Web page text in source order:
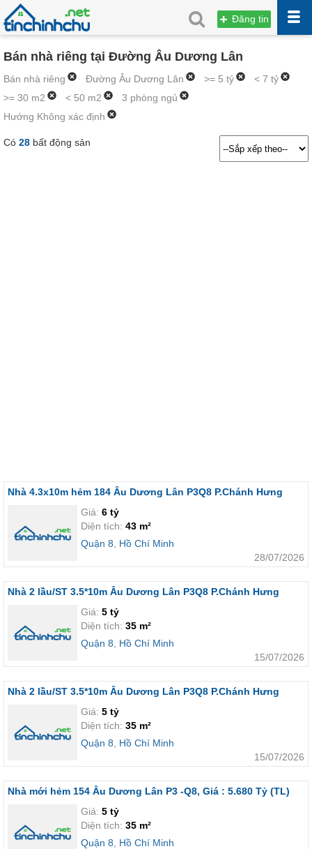
Đăng tin
Bán nhà riêng tại Đường Âu Dương Lân
Bán nhà riêng Đường Âu Dương Lân >= 5 tỷ
< 7 tỷ
>= 30 m2
< 50 m2
3 phòng ngủ
Hướng Không xác định
Có 28 bất động sản
Nhà 4.3x10m hẻm 184 Âu Dương Lân P3Q8 P.Chánh Hưng
Giá: 6 tỷ
Diện tích: 43 m²
Quận 8
Hồ Chí Minh
28/07/2026
Nhà 2 lầu/ST 3.5*10m Âu Dương Lân P3Q8 P.Chánh Hưng
Giá: 5 tỷ
Diện tích: 35 m²
Quận 8
Hồ Chí Minh
15/07/2026
Nhà 2 lầu/ST 3.5*10m Âu Dương Lân P3Q8 P.Chánh Hưng
Giá: 5 tỷ
Diện tích: 35 m²
Quận 8
Hồ Chí Minh
15/07/2026
Nhà mới hẻm 154 Âu Dương Lân P3 -Q8, Giá : 5.680 Tỷ (TL)
Giá: 5 tỷ
Diện tích: 35 m²
Quận 8
Hồ Chí Minh